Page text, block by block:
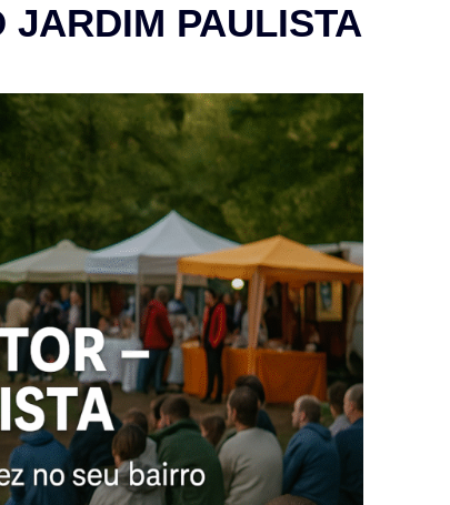
JARDIM PAULISTA